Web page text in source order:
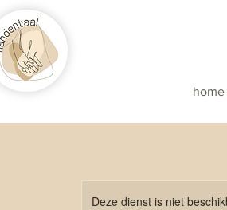
home
Deze dienst is niet